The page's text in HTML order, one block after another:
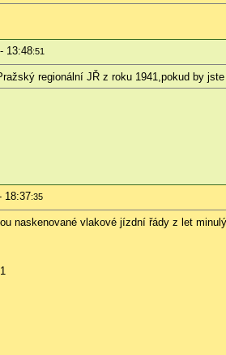
13:48:51
regionální JŘ z roku 1941,pokud by
18:37:35
naskenované vlakové jízdní řády z let